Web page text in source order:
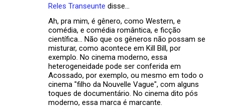
Reles Transeunte disse…
Ah, pra mim, é gênero, como Western, e
comédia, e comédia romântica, e ficção
científica... Não que os gêneros não possam se
misturar, como acontece em Kill Bill, por
exemplo. No cinema moderno, essa
heterogeneidade pode ser conferida em
Acossado, por exemplo, ou mesmo em todo o
cinema "filho da Nouvelle Vague", com alguns
toques de documentário. No cinema dito pós
moderno, essa marca é marcante.